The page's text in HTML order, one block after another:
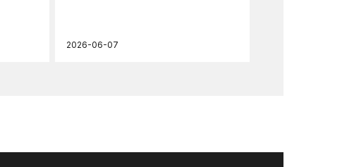
2026-06-07